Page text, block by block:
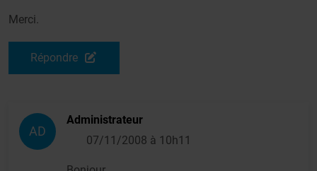
Merci.
Répondre
AD
Administrateur
07/11/2008 à 10h11